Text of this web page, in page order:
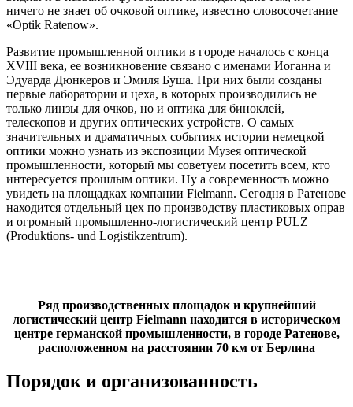
ничего не знает об очковой оптике, известно словосочетание
«Optik Ratenow».
Развитие промышленной оптики в городе началось с конца
XVIII века, ее возникновение связано с именами Иоганна и
Эдуарда Дюнкеров и Эмиля Буша. При них были созданы
первые лаборатории и цеха, в которых производились не
только линзы для очков, но и оптика для биноклей,
телескопов и других оптических устройств. О самых
значительных и драматичных событиях истории немецкой
оптики можно узнать из экспозиции Музея оптической
промышленности, который мы советуем посетить всем, кто
интересуется прошлым оптики. Ну а современность можно
увидеть на площадках компании Fielmann. Сегодня в Ратенове
находится отдельный цех по производству пластиковых оправ
и огромный промышленно-логистический центр PULZ
(Produktions- und Logistikzentrum).
Ряд производственных площадок и крупнейший
логистический центр Fielmann находится в историческом
центре германской промышленности, в городе Ратенове,
расположенном на расстоянии 70 км от Берлина
Порядок и организованность